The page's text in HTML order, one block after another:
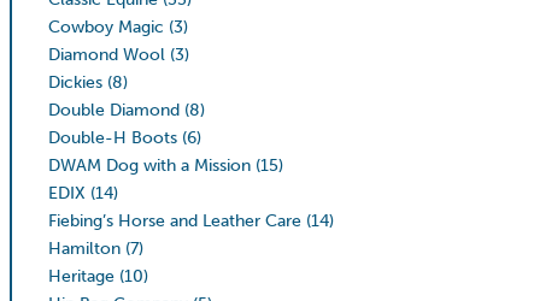
Cowboy Magic (3)
Diamond Wool (3)
Dickies (8)
Double Diamond (8)
Double-H Boots (6)
DWAM Dog with a Mission (15)
EDIX (14)
Fiebing’s Horse and Leather Care (14)
Hamilton (7)
Heritage (10)